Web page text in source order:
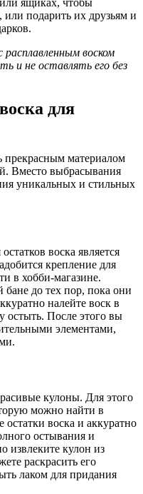
или подарить их друзьям и
воском
и не оставлять его без
для
прекрасным материалом
Вместо выбрасывания
уникальных и стильных
воска является
крепление для
в хобби-магазине.
бане до тех пор, пока они
налейте воск в
остыть. После этого вы
элементами,
кулоны. Для этого
можно найти в
остатки воска и аккуратно
остывания и
извлеките кулон из
раскрасить его
лаком для придания